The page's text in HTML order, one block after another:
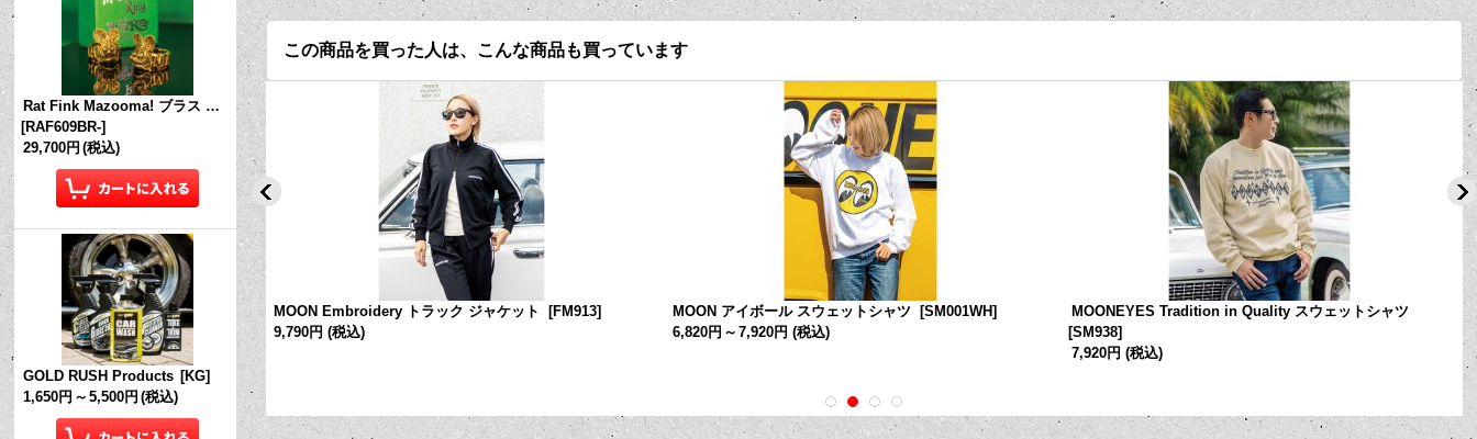
Rat Fink Mazooma! ブラス リング
[RAF609BR-]
29,700円 (税込)
GOLD RUSH Products [KG]
1,650円 ～ 5,500円 (税込)
この商品を買った人は、こんな商品も買っています
イン ソックス [FM236] MOON Embroidery トラック ジャケット [FM913]
9,790円 (税込)
MOON アイボール スウェットシャツ [SM001WH]
6,820円 ～ 7,920円 (税込)
MOONEYES Tradition in Quality スウェットシャツ
[SM938]
7,920円 (税込)